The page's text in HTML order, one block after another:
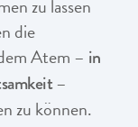
zu lassen
die
Atem – in
–
zu können.